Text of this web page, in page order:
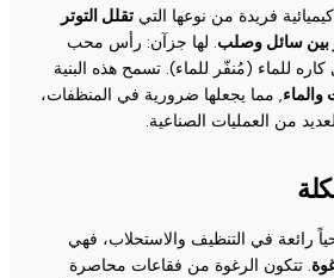
فريدة من نوعها التي تقلل التوتر
بين سائل وصلب . لها جزآن: رأس محب
للماء (مُنفّر للماء). تسمح هذه البنية
, مما يجعلها ضرورية في المنظفات،
من العمليات الصناعية.
رائعة في التنظيف والاستحلاب، فهي
. تتكون الرغوة من فقاعات محاصرة